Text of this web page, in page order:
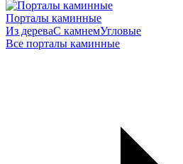
Порталы каминные
Из дереваС камнемУгловые
Все порталы каминные